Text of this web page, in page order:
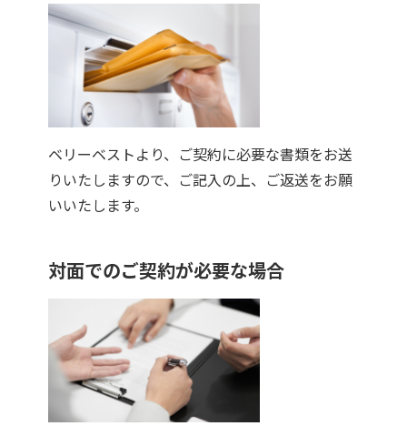
ベリーベストより、ご契約に必要な書類をお送
りいたしますので、ご記入の上、ご返送をお願
いいたします。
対面でのご契約が必要な場合